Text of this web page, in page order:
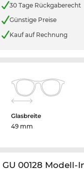
30 Tage Rückgaberecht
Günstige Preise
Kauf auf Rechnung
Glasbreite
49 mm
GU 00128 Modell-